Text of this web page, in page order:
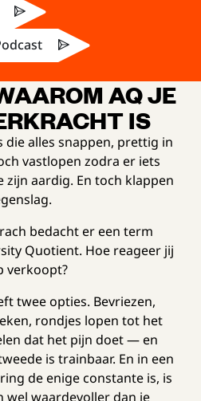
AQ JE
IS
die alles snappen, prettig in
vastlopen zodra er iets
zijn aardig. En toch klappen
bedacht er een term
Quotient. Hoe reageer jij
verkoopt?
twee opties. Bevriezen,
rondjes lopen tot het
dat het pijn doet — en
is trainbaar. En in een
de enige constante is, is
wel waardevoller dan je